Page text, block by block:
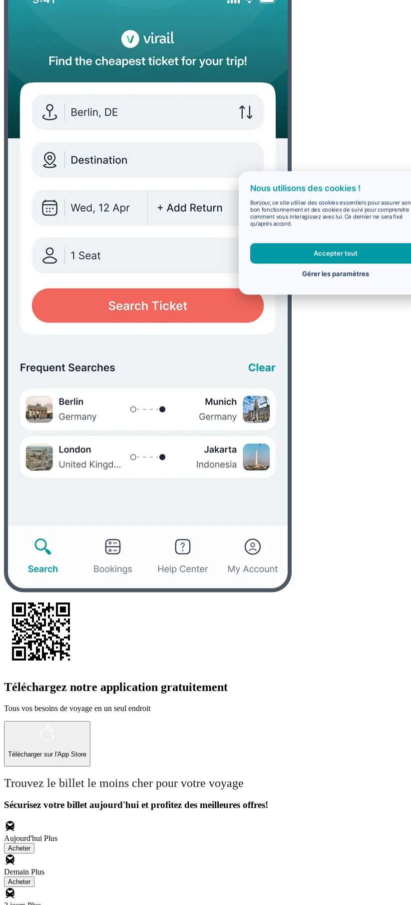
Téléchargez notre application gratuitement
Tous vos besoins de voyage en un seul endroit
Télécharger sur l'App Store
Trouvez le billet le moins cher pour votre voyage
Sécurisez votre billet aujourd'hui et profitez des meilleures offres!
Aujourd'hui Plus
Acheter
Demain Plus
Acheter
Nous utilisons des cookies !
Bonjour, ce site utilise des cookies essentiels pour assurer son
bon fonctionnement et des cookies de suivi pour comprendre
comment vous interagissez avec lui. Ce dernier ne sera fixé
qu'après accord.
Accepter tout
Gérer les paramètres